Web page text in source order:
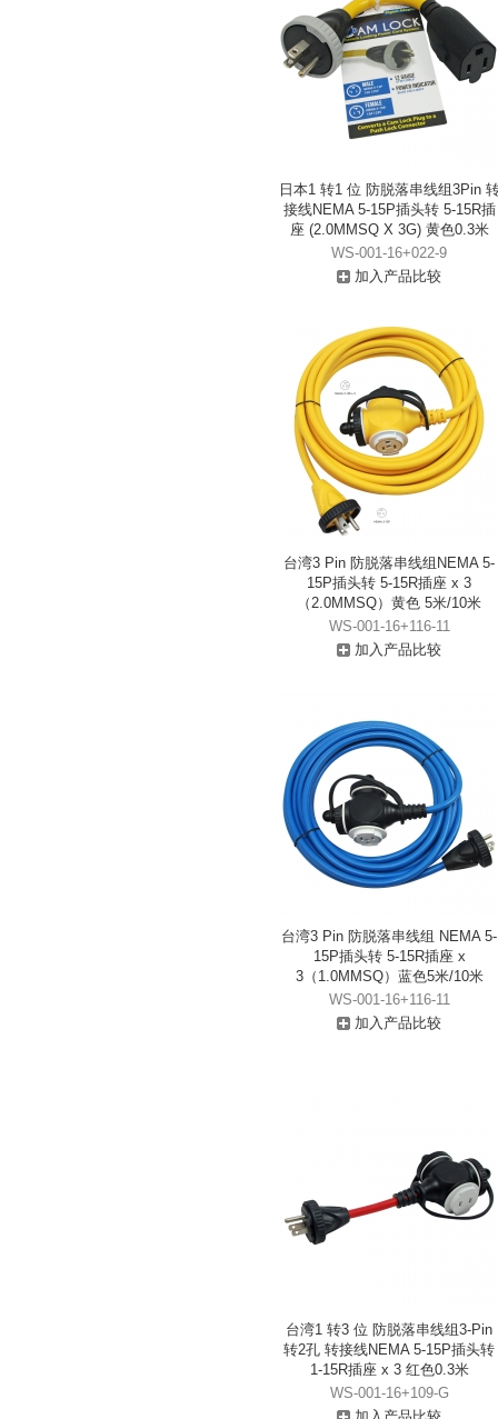
日本1 转1 位 防脱落串线组3Pin
接线NEMA 5-15P插头转 5-15R插
座 (2.0MMSQ X 3G) 黄色0.3米
WS-001-16+022-9
加入产品比较
台湾3 Pin 防脱落串线组NEMA 5-
15P插头转 5-15R插座 x 3
（2.0MMSQ）黄色 5米/10米
WS-001-16+116-11
加入产品比较
台湾3 Pin 防脱落串线组 NEMA 5-
15P插头转 5-15R插座 x
3（1.0MMSQ）蓝色5米/10米
WS-001-16+116-11
加入产品比较
台湾1 转3 位 防脱落串线组3-Pin
转2孔 转接线NEMA 5-15P插头转
1-15R插座 x 3 红色0.3米
WS-001-16+109-G